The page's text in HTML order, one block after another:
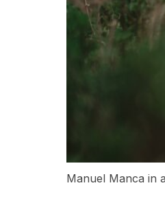
Manuel Manca in